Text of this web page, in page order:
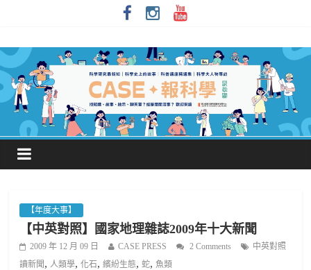
【年度大事】
【中英對照】國家地理雜誌2009年十大新聞
2009 年 12 月 09 日 CASE PRESS 2 Comments
中英對照
讀新聞 , 人類學,化石,繽紛生態, 蛇, 魚類